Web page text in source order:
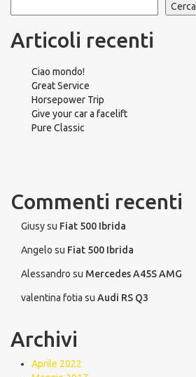
Cerca
Articoli recenti
Ciao mondo!
Great Service
Horsepower Trip
Give your car a facelift
Pure Classic
Commenti recenti
Giusysu Fiat 500 Ibrida
Angelo su Fiat 500 Ibrida
Alessandro su Mercedes A45S AMG
valentina fotia su Audi RS Q3
Archivi
Aprile 2022